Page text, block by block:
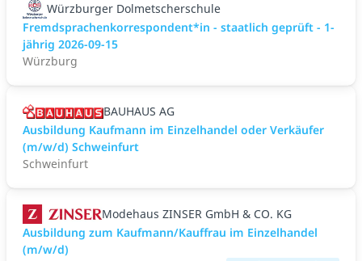
Würzburger Dolmetscherschule
Fremdsprachenkorrespondent*in - staatlich geprüft - 1-
jährig 2026-09-15
Würzburg
BAUHAUS AG
Ausbildung Kaufmann im Einzelhandel oder Verkäufer
(m/w/d) Schweinfurt
Schweinfurt
Modehaus ZINSER GmbH & CO. KG
Ausbildung zum Kaufmann/Kauffrau im Einzelhandel
(m/w/d)